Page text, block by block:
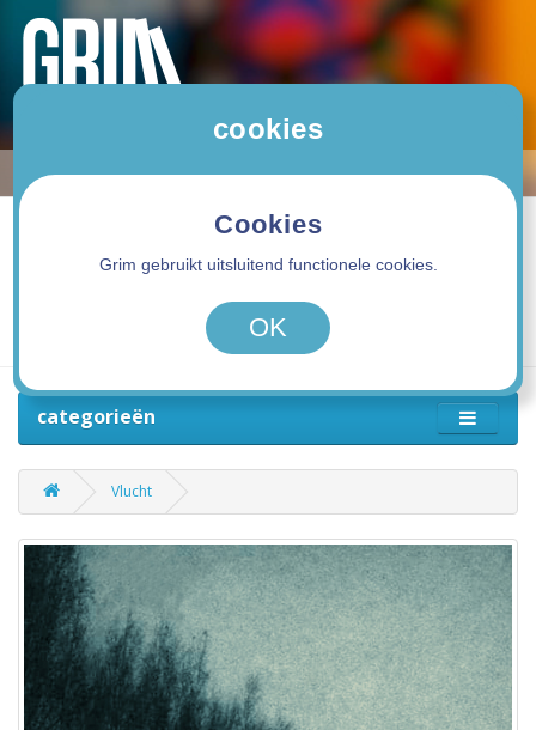
0 product(en) - 0,00€
categorieën
Vlucht
cookies
Cookies
Grim gebruikt uitsluitend functionele cookies.
OK